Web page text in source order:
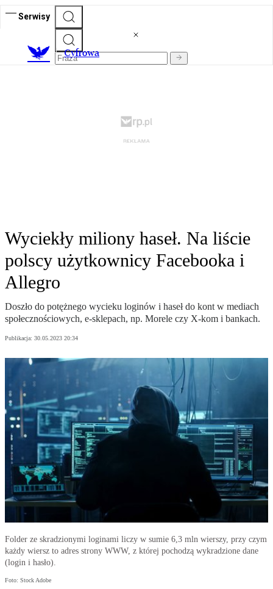
Serwisy
Cyfrowa
Wyciekły miliony haseł. Na liście
polscy użytkownicy Facebooka i
Allegro
Doszło do potężnego wycieku loginów i haseł do kont w mediach
społecznościowych, e-sklepach, np. Morele czy X-kom i bankach.
Publikacja: 30.05.2023 20:34
Folder ze skradzionymi loginami liczy w sumie 6,3 mln wierszy, przy czym
każdy wiersz to adres strony WWW, z której pochodzą wykradzione dane
(login i hasło).
Foto: Stock Adobe